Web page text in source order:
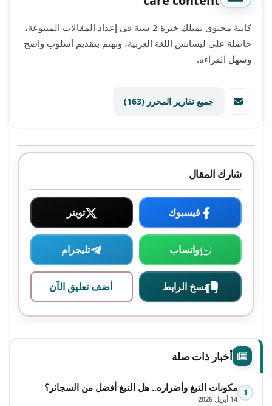
كاتبة محتوى تمتلك خبرة 2 سنة في إعداد المقالات المتنوعة،
حاصلة على ليسانس اللغة العربية، وتهتم بتقديم أسلوب واضح
وسهل القراءة.
جميع تقارير المحرر (163)
شارك المقال
فيسبوك تويتر
واتساب تليجرام
نسخ الرابط أضف تعليق الآن
أخبار ذات صلة
1 مكونات التبغ وأضراره.. هل التبغ أفضل من السجائر؟
14 أبريل 2026